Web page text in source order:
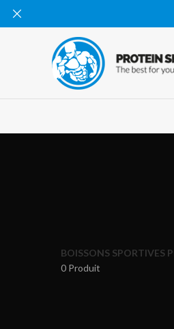
BOISSONS SPORTIVES
0 Produit